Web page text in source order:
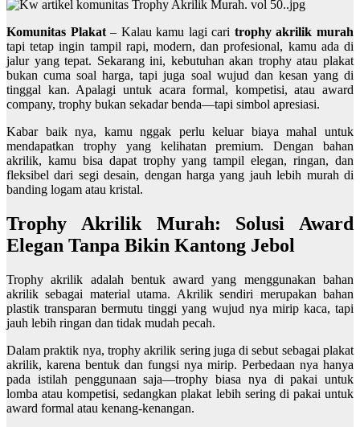
Komunitas Plakat– Kalau kamu lagi cari trophy akrilik murah
tapi tetap ingin tampil rapi, modern, dan profesional, kamu ada di
jalur yang tepat. Sekarang ini, kebutuhan akan trophy atau plakat
bukan cuma soal harga, tapi juga soal wujud dan kesan yang di
tinggal kan. Apalagi untuk acara formal, kompetisi, atau award
company, trophy bukan sekadar benda—tapi simbol apresiasi.
Kabar baik nya, kamu nggak perlu keluar biaya mahal untuk
mendapatkan trophy yang kelihatan premium. Dengan bahan
akrilik, kamu bisa dapat trophy yang tampil elegan, ringan, dan
fleksibel dari segi desain, dengan harga yang jauh lebih murah di
banding logam atau kristal.
Trophy Akrilik Murah: Solusi Award
Elegan Tanpa Bikin Kantong Jebol
Trophy akrilik adalah bentuk award yang menggunakan bahan
akrilik sebagai material utama. Akrilik sendiri merupakan bahan
plastik transparan bermutu tinggi yang wujud nya mirip kaca, tapi
jauh lebih ringan dan tidak mudah pecah.
Dalam praktik nya, trophy akrilik sering juga di sebut sebagai plakat
akrilik, karena bentuk dan fungsi nya mirip. Perbedaan nya hanya
pada istilah penggunaan saja—trophy biasa nya di pakai untuk
lomba atau kompetisi, sedangkan plakat lebih sering di pakai untuk
award formal atau kenang-kenangan.